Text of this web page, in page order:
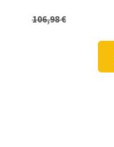
106,98€